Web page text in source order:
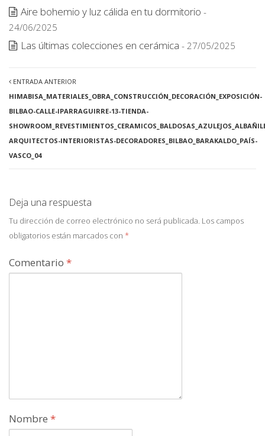
Aire bohemio y luz cálida en tu dormitorio -
24/06/2025
Las últimas colecciones en cerámica - 27/05/2025
ENTRADA ANTERIOR
HIMABISA_MATERIALES_OBRA_CONSTRUCCIÓN_DECORACIÓN_EXPOSICIÓN-
BILBAO-CALLE-IPARRAGUIRRE-13-TIENDA-
ARQUITECTOS-INTERIORISTAS-DECORADORES_BILBAO_BARAKALDO_PAÍS-
VASCO_04
Deja una respuesta
Tu dirección de correo electrónico no será publicada. Los campos
obligatorios están marcados con *
Comentario *
Nombre *